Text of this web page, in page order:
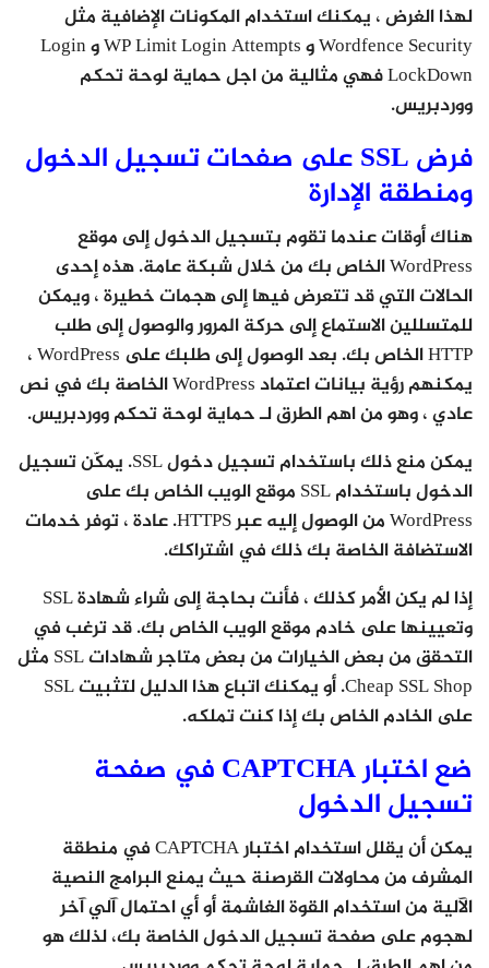
لهذا الغرض ، يمكنك استخدام المكونات الإضافية مثل
Wordfence Security و WP Limit Login Attempts و Login
LockDown فهي مثالية من اجل حماية لوحة تحكم
ووردبريس.
فرض SSL على صفحات تسجيل الدخول
ومنطقة الإدارة
هناك أوقات عندما تقوم بتسجيل الدخول إلى موقع
WordPress الخاص بك من خلال شبكة عامة. هذه إحدى
الحالات التي قد تتعرض فيها إلى هجمات خطيرة ، ويمكن
للمتسللين الاستماع إلى حركة المرور والوصول إلى طلب
HTTP الخاص بك. بعد الوصول إلى طلبك على WordPress ،
يمكنهم رؤية بيانات اعتماد WordPress الخاصة بك في نص
عادي ، وهو من اهم الطرق لـ حماية لوحة تحكم ووردبريس.
يمكن منع ذلك باستخدام تسجيل دخول SSL. يمكّن تسجيل
الدخول باستخدام SSL موقع الويب الخاص بك على
WordPress من الوصول إليه عبر HTTPS. عادة ، توفر خدمات
الاستضافة الخاصة بك ذلك في اشتراكك.
إذا لم يكن الأمر كذلك ، فأنت بحاجة إلى شراء شهادة SSL
وتعيينها على خادم موقع الويب الخاص بك. قد ترغب في
التحقق من بعض الخيارات من بعض متاجر شهادات SSL مثل
Cheap SSL Shop. أو يمكنك اتباع هذا الدليل لتثبيت SSL
على الخادم الخاص بك إذا كنت تملكه.
ضع اختبار CAPTCHA في صفحة
تسجيل الدخول
يمكن أن يقلل استخدام اختبار CAPTCHA في منطقة
المشرف من محاولات القرصنة حيث يمنع البرامج النصية
الآلية من استخدام القوة الغاشمة أو أي احتمال آلي آخر
لهجوم على صفحة تسجيل الدخول الخاصة بك، لذلك هو